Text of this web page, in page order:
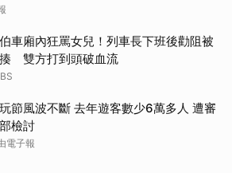
車廂內狂罵女兒！列車長下班後勸阻被
雙方打到頭破血流
節風波不斷 去年遊客數少6萬多人 遭審
檢討
電子報